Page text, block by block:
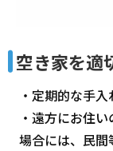
空き家を適
・定期的な手
・遠方にお住
場合には、民